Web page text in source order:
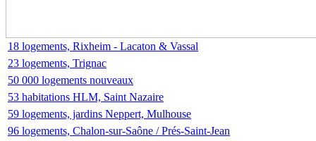
18 logements, Rixheim - Lacaton & Vassal
23 logements, Trignac
50 000 logements nouveaux
53 habitations HLM, Saint Nazaire
59 logements, jardins Neppert, Mulhouse
96 logements, Chalon-sur-Saône / Prés-Saint-Jean